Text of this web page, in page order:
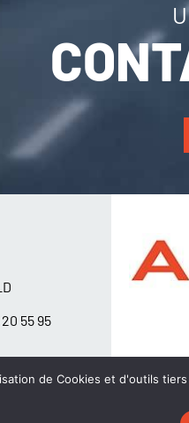
55 95
de Cookies et d'outils